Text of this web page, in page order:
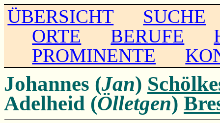
ÜBERSICHT
SUCHE
ORTE
BERUFE
PROMINENTE
Johannes (Jan)
Adelheid (Ölletgen)